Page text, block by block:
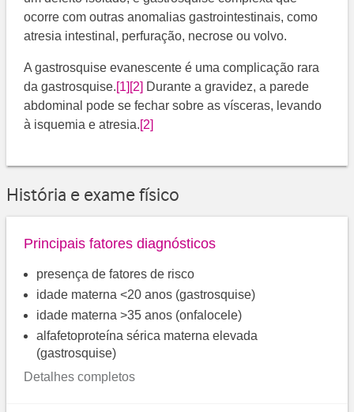
ocorre com outras anomalias gastrointestinais, como
atresia intestinal, perfuração, necrose ou volvo.
A gastrosquise evanescente é uma complicação rara
da gastrosquise.[1] [2] ​​ Durante a gravidez, a parede
abdominal pode se fechar sobre as vísceras, levando
à isquemia e atresia.[2]
História e exame físico
Principais fatores diagnósticos
presença de fatores de risco
idade materna <20 anos (gastrosquise)
idade materna >35 anos (onfalocele)
alfafetoproteína sérica materna elevada
(gastrosquise)
Detalhes completos